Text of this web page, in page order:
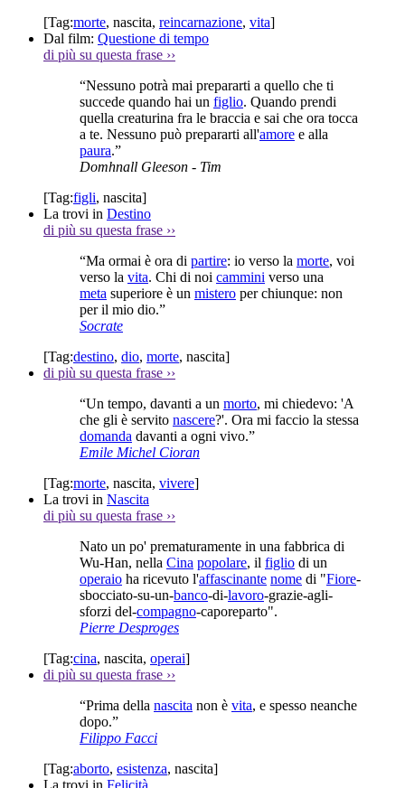
[Tag:morte, nascita, reincarnazione, vita]
Dal film: Questione di tempo
di più su questa frase ››
“Nessuno potrà mai prepararti a quello che ti
succede quando hai un figlio. Quando prendi
quella creaturina fra le braccia e sai che ora tocca
a te. Nessuno può prepararti all'amore e alla
paura.”
Domhnall Gleeson - Tim
[Tag:figli, nascita]
La trovi in Destino
di più su questa frase ››
“Ma ormai è ora di partire: io verso la morte, voi
verso la vita. Chi di noi cammini verso una
meta superiore è un mistero per chiunque: non
per il mio dio.”
Socrate
[Tag:destino, dio, morte, nascita]
di più su questa frase ››
“Un tempo, davanti a un morto, mi chiedevo: 'A
che gli è servito nascere?'. Ora mi faccio la stessa
domanda davanti a ogni vivo.”
Emile Michel Cioran
[Tag:morte, nascita, vivere]
La trovi in Nascita
di più su questa frase ››
Nato un po' prematuramente in una fabbrica di
Wu-Han, nella Cina popolare, il figlio di un
operaio ha ricevuto l'affascinante nome di "Fiore-
sbocciato-su-un-banco-di-lavoro-grazie-agli-
sforzi del-compagno-caporeparto".
Pierre Desproges
[Tag:cina, nascita, operai]
di più su questa frase ››
“Prima della nascita non è vita, e spesso neanche
dopo.”
Filippo Facci
[Tag:aborto, esistenza, nascita]
La trovi in Felicità